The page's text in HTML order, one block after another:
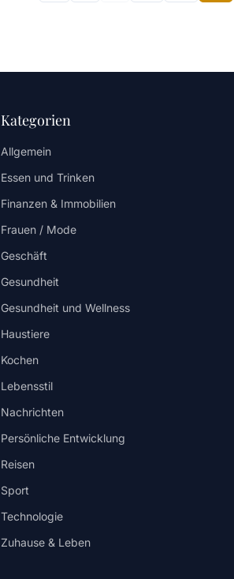
Kategorien
Allgemein
Essen und Trinken
Finanzen & Immobilien
Frauen / Mode
Geschäft
Gesundheit
Gesundheit und Wellness
Haustiere
Kochen
Lebensstil
Nachrichten
Persönliche Entwicklung
Reisen
Sport
Technologie
Zuhause & Leben